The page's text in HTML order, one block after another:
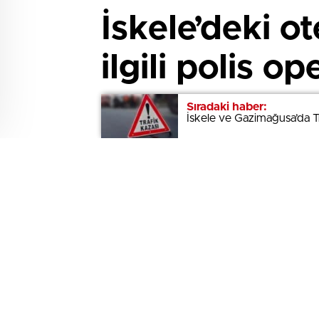
Sıradaki haber:
İskele ve Gazimağusa’da
İskele’deki
ilgili polis
İskele’de bir otelde 15 Mayıs
H.İ.D. tutuklandı, soruşturma
Sıradaki haber:
İskele ve Gazimağusa’da